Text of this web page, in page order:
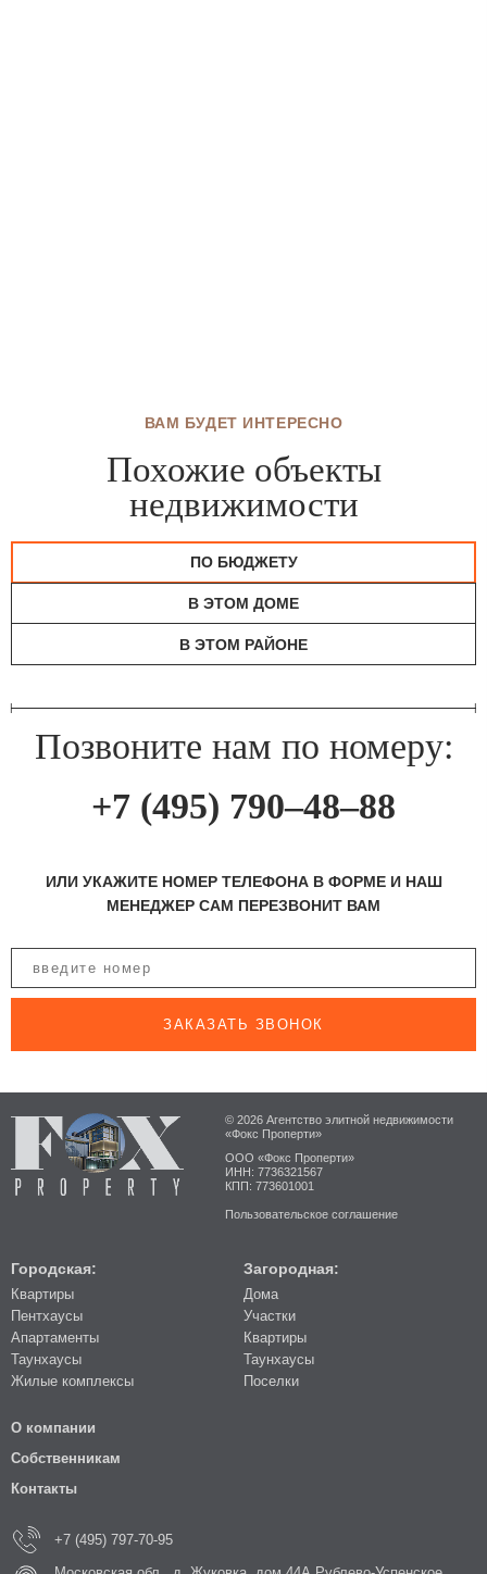
ВАМ БУДЕТ ИНТЕРЕСНО
Похожие объекты
недвижимости
ПО БЮДЖЕТУ
В ЭТОМ ДОМЕ
В ЭТОМ РАЙОНЕ
Позвоните нам по номеру:
+7 (495) 790–48–88
ИЛИ УКАЖИТЕ НОМЕР ТЕЛЕФОНА В ФОРМЕ И НАШ
МЕНЕДЖЕР САМ ПЕРЕЗВОНИТ ВАМ
ЗАКАЗАТЬ ЗВОНОК
© 2026 Агентство элитной недвижимости
«Фокс Проперти»
ООО «Фокс Проперти»
ИНН: 7736321567
КПП: 773601001
Пользовательское соглашение
Городская:
Квартиры
Пентхаусы
Апартаменты
Таунхаусы
Жилые комплексы
Загородная:
Дома
Участки
Квартиры
Таунхаусы
Поселки
О компании
Собственникам
Контакты
+7 (495) 797-70-95